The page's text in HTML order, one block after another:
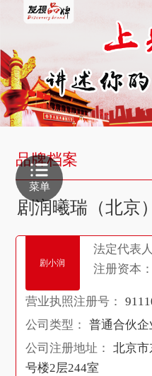
品牌档案
剧润曦瑞（北京
（有
剧小润
法定代表人
注册资本：
营业执照注册号：
公司类型：
普通合伙企
公司注册地址：
北京市
号楼2层244室
菜单